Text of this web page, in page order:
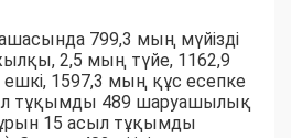
799,3 мың мүйізді
2,5 мың түйе, 1162,9
1597,3 мың құс есепке
тұқымды 489 шаруашылық
15 асыл тұқымды